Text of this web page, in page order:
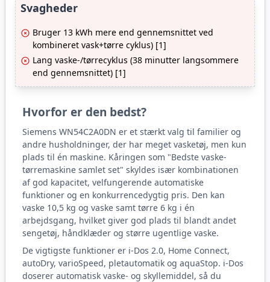
Svagheder
Bruger 13 kWh mere end gennemsnittet ved
kombineret vask+tørre cyklus) [1]
Lang vaske-/tørrecyklus (38 minutter langsommere
end gennemsnittet) [1]
Hvorfor er den bedst?
Siemens WN54C2A0DN er et stærkt valg til familier og
andre husholdninger, der har meget vasketøj, men kun
plads til én maskine. Kåringen som "Bedste vaske-
tørremaskine samlet set" skyldes især kombinationen
af god kapacitet, velfungerende automatiske
funktioner og en konkurrencedygtig pris. Den kan
vaske 10,5 kg og vaske samt tørre 6 kg i én
arbejdsgang, hvilket giver god plads til blandt andet
sengetøj, håndklæder og større ugentlige vaske.
De vigtigste funktioner er i-Dos 2.0, Home Connect,
autoDry, varioSpeed, pletautomatik og aquaStop. i-Dos
doserer automatisk vaske- og skyllemiddel, så du